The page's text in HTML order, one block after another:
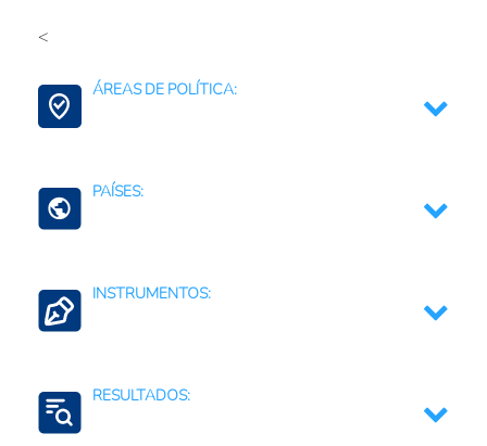
<
ÁREAS DE POLÍTICA:
Gestión de Territorios
PAÍSES:
INSTRUMENTOS:
Coordinación intersectorial e interinstitucional
Regulaciones, normativas y marcos jurídicos
RESULTADOS: